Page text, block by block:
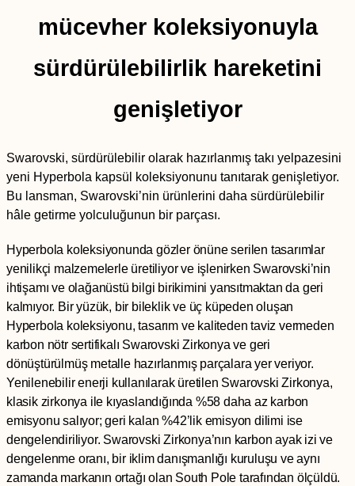
mücevher koleksiyonuyla
sürdürülebilirlik hareketini
genişletiyor
Swarovski, sürdürülebilir olarak hazırlanmış takı yelpazesini
yeni Hyperbola kapsül koleksiyonunu tanıtarak genişletiyor.
Bu lansman, Swarovski’nin ürünlerini daha sürdürülebilir
hâle getirme yolculuğunun bir parçası.
Hyperbola koleksiyonunda gözler önüne serilen tasarımlar
yenilikçi malzemelerle üretiliyor ve işlenirken Swarovski’nin
ihtişamı ve olağanüstü bilgi birikimini yansıtmaktan da geri
kalmıyor. Bir yüzük, bir bileklik ve üç küpeden oluşan
Hyperbola koleksiyonu, tasarım ve kaliteden taviz vermeden
karbon nötr sertifikalı Swarovski Zirkonya ve geri
dönüştürülmüş metalle hazırlanmış parçalara yer veriyor.
Yenilenebilir enerji kullanılarak üretilen Swarovski Zirkonya,
klasik zirkonya ile kıyaslandığında %58 daha az karbon
emisyonu salıyor; geri kalan %42’lik emisyon dilimi ise
dengelendiriliyor. Swarovski Zirkonya’nın karbon ayak izi ve
dengelenme oranı, bir iklim danışmanlığı kuruluşu ve aynı
zamanda markanın ortağı olan South Pole tarafından ölçüldü.